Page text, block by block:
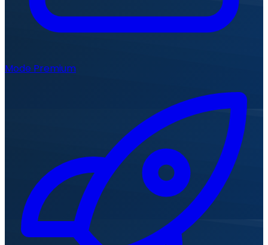
Mode Premium